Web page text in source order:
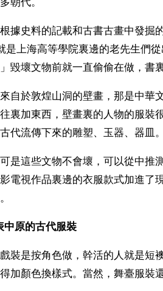
據史料的記載和古書古畫中發掘
是上海高等學院裏邊的老先生們
毀壞文物前就一直偷偷在做，書
自於敦煌山洞的壁畫，那是中華
裏加東西，壁畫裏的人物的服裝
代流傳下來的雕塑、玉器、器皿。
是這些文物不會壞，可以從中推
電視作品裏邊的衣服款式加進了
中原的古代服裝
裝是按角色做，幹活的人就是短
加顏色換樣式。當然，舞臺服裝